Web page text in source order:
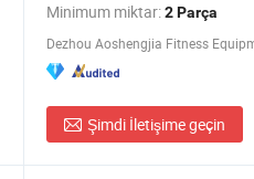
Minimum miktar:2 Parça
Şimdi İletişime geçin